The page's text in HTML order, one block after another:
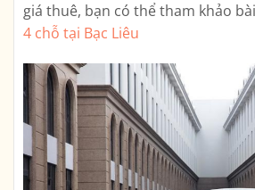
giá thuê, bạn có thể tham khảo
4 chỗ tại Bạc Liêu